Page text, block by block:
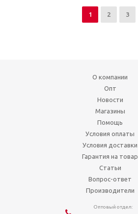
1 2 3
О компании
Опт
Новости
Магазины
Помощь
Условия оплаты
Условия доставки
Гарантия на товар
Статьи
Вопрос-ответ
Производители
Оптовый отдел: